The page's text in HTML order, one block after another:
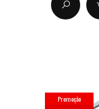
Promoção